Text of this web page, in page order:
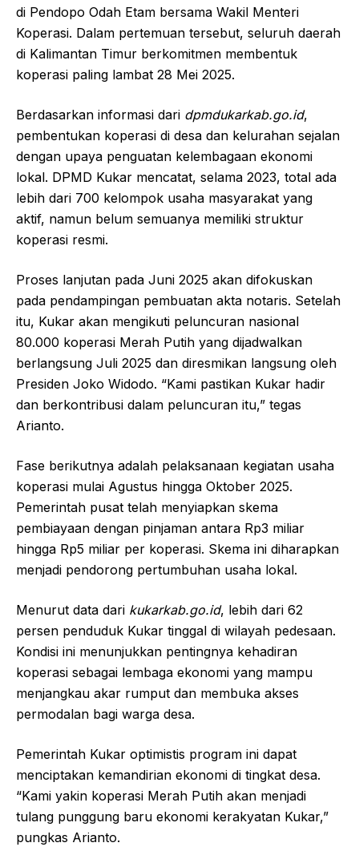
di Pendopo Odah Etam bersama Wakil Menteri
Koperasi. Dalam pertemuan tersebut, seluruh daerah
di Kalimantan Timur berkomitmen membentuk
koperasi paling lambat 28 Mei 2025.
Berdasarkan informasi dari dpmdukarkab.go.id,
pembentukan koperasi di desa dan kelurahan sejalan
dengan upaya penguatan kelembagaan ekonomi
lokal. DPMD Kukar mencatat, selama 2023, total ada
lebih dari 700 kelompok usaha masyarakat yang
aktif, namun belum semuanya memiliki struktur
koperasi resmi.
Proses lanjutan pada Juni 2025 akan difokuskan
pada pendampingan pembuatan akta notaris. Setelah
itu, Kukar akan mengikuti peluncuran nasional
80.000 koperasi Merah Putih yang dijadwalkan
berlangsung Juli 2025 dan diresmikan langsung oleh
Presiden Joko Widodo. “Kami pastikan Kukar hadir
dan berkontribusi dalam peluncuran itu,” tegas
Arianto.
Fase berikutnya adalah pelaksanaan kegiatan usaha
koperasi mulai Agustus hingga Oktober 2025.
Pemerintah pusat telah menyiapkan skema
pembiayaan dengan pinjaman antara Rp3 miliar
hingga Rp5 miliar per koperasi. Skema ini diharapkan
menjadi pendorong pertumbuhan usaha lokal.
Menurut data dari kukarkab.go.id, lebih dari 62
persen penduduk Kukar tinggal di wilayah pedesaan.
Kondisi ini menunjukkan pentingnya kehadiran
koperasi sebagai lembaga ekonomi yang mampu
menjangkau akar rumput dan membuka akses
permodalan bagi warga desa.
Pemerintah Kukar optimistis program ini dapat
menciptakan kemandirian ekonomi di tingkat desa.
“Kami yakin koperasi Merah Putih akan menjadi
tulang punggung baru ekonomi kerakyatan Kukar,”
pungkas Arianto.